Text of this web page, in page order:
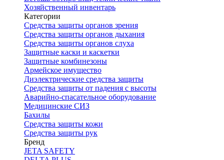
Хозяйственный инвентарь
Категории
Средства защиты органов зрения
Средства защиты органов дыхания
Средства защиты органов слуха
Защитные каски и каскетки
Защитные комбинезоны
Армейское имущество
Диэлектрические средства защиты
Средства защиты от падения с высоты
Аварийно-спасательное оборудование
Медицинские СИЗ
Бахилы
Средства защиты кожи
Средства защиты рук
Бренд
JETA SAFETY